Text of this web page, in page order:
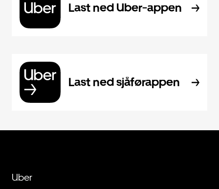
Last ned Uber-appen
Last ned sjåførappen
Uber